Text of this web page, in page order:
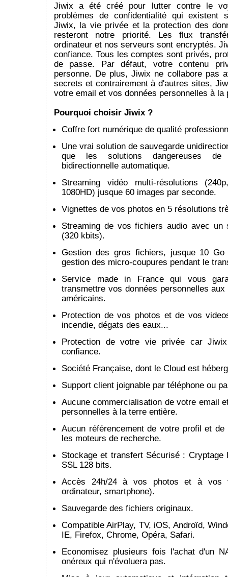
Jiwix a été créé pour lutter contre le
problèmes de confidentialité qui existent
Jiwix, la vie privée et la protection des
resteront notre priorité. Les flux
ordinateur et nos serveurs sont encryptés.
confiance. Tous les comptes sont privés,
de passe. Par défaut, votre contenu
personne. De plus, Jiwix ne collabore pas
secrets et contrairement à d'autres sites,
votre email et vos données personnelles à la
Pourquoi choisir Jiwix ?
Coffre fort numérique de qualité
Une vrai solution de sauvegarde
que les solutions dangereuses de
bidirectionnelle automatique.
Streaming vidéo multi-résolutions
1080HD) jusque 60 images par seconde.
Vignettes de vos photos en 5 résolutions
Streaming de vos fichiers audio avec un
(320 kbits).
Gestion des gros fichiers, jusque 10
gestion des micro-coupures pendant le
Service made in France qui vous
transmettre vos données personnelles
américains.
Protection de vos photos et de vos
incendie, dégats des eaux...
Protection de votre vie privée car
confiance.
Société Française, dont le Cloud est
Support client joignable par téléphone ou
Aucune commercialisation de votre email
personnelles à la terre entière.
Aucun référencement de votre profil et
les moteurs de recherche.
Stockage et transfert Sécurisé : Cryptage
SSL 128 bits.
Accès 24h/24 à vos photos et à vos
ordinateur, smartphone).
Sauvegarde des fichiers originaux.
Compatible AirPlay, TV, iOS, Androïd,
IE, Firefox, Chrome, Opéra, Safari.
Economisez plusieurs fois l'achat d'un
onéreux qui n'évoluera pas.